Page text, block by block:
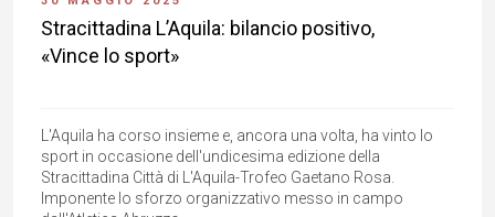
Stracittadina L’Aquila: bilancio positivo,
«Vince lo sport»
L'Aquila ha corso insieme e, ancora una volta, ha vinto lo
sport in occasione dell'undicesima edizione della
Stracittadina Città di L'Aquila-Trofeo Gaetano Rosa.
Imponente lo sforzo organizzativo messo in campo